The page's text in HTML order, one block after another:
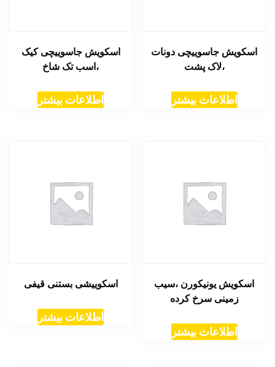
اسکویش جاسوییچی دونات
،لاک پشت
اطلاعات بیشتر
اسکویش جاسوییچی کیک
،اسب تک شاخ
اطلاعات بیشتر
اسکویش یونیکورن ،سیب
زمینی سرخ کرده
اطلاعات بیشتر
اسکوییشی بستنی قیفی
اطلاعات بیشتر